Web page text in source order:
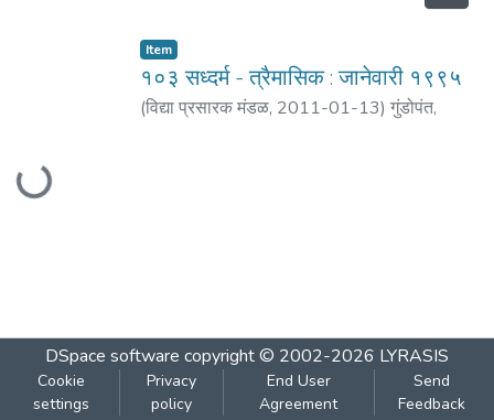
Loading...
Item
१०३ सध्दर्म - त्रैमासिक : जानेवारी १९९५
(विद्या प्रसारक मंडळ, 2011-01-13) गुंडोपंत,
DSpace software copyright © 2002-2026 LYRASIS
Cookie
settings
Privacy
policy
End User
Agreement
Send
Feedback